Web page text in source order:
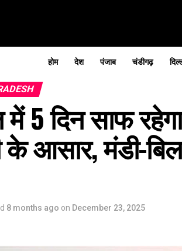
होम देश पंजाब चंडीगढ़
में 5 दिन साफ
के आसार, मंडी-
8 months ago on December 23, 2025